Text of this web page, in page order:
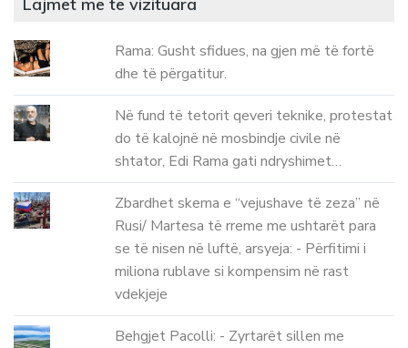
Lajmet me te vizituara
Rama: Gusht sfidues, na gjen më të fortë
dhe të përgatitur.
Në fund të tetorit qeveri teknike, protestat
do të kalojnë në mosbindje civile në
shtator, Edi Rama gati ndryshimet…
Zbardhet skema e “vejushave të zeza” në
Rusi/ Martesa të rreme me ushtarët para
se të nisen në luftë, arsyeja: - Përfitimi i
miliona rublave si kompensim në rast
vdekjeje
Behgjet Pacolli: - Zyrtarët sillen me